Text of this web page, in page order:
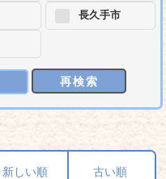
長久手市
再検索
新しい順 古い順